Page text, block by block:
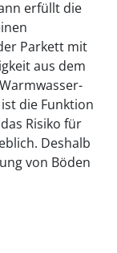
erfüllt die
Parkett mit
aus dem
die Funktion
Risiko für
Deshalb
von Böden